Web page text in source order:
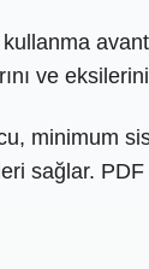
ve
minimum
sağlar.